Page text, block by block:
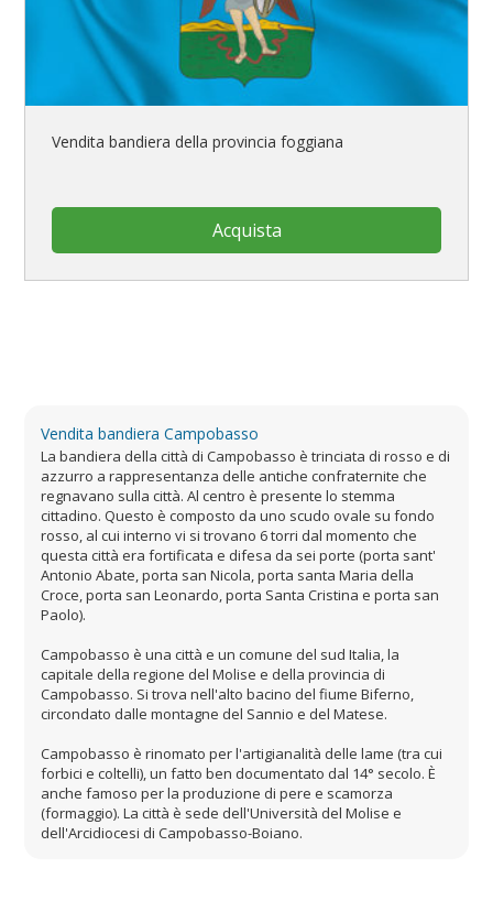
Vendita bandiera della provincia foggiana
Acquista
Vendita bandiera Campobasso
La bandiera della città di Campobasso è trinciata di rosso e di
azzurro a rappresentanza delle antiche confraternite che
regnavano sulla città. Al centro è presente lo stemma
cittadino. Questo è composto da uno scudo ovale su fondo
rosso, al cui interno vi si trovano 6 torri dal momento che
questa città era fortificata e difesa da sei porte (porta sant'
Antonio Abate, porta san Nicola, porta santa Maria della
Croce, porta san Leonardo, porta Santa Cristina e porta san
Paolo).
Campobasso è una città e un comune del sud Italia, la
capitale della regione del Molise e della provincia di
Campobasso. Si trova nell'alto bacino del fiume Biferno,
circondato dalle montagne del Sannio e del Matese.
Campobasso è rinomato per l'artigianalità delle lame (tra cui
forbici e coltelli), un fatto ben documentato dal 14° secolo. È
anche famoso per la produzione di pere e scamorza
(formaggio). La città è sede dell'Università del Molise e
dell'Arcidiocesi di Campobasso-Boiano.